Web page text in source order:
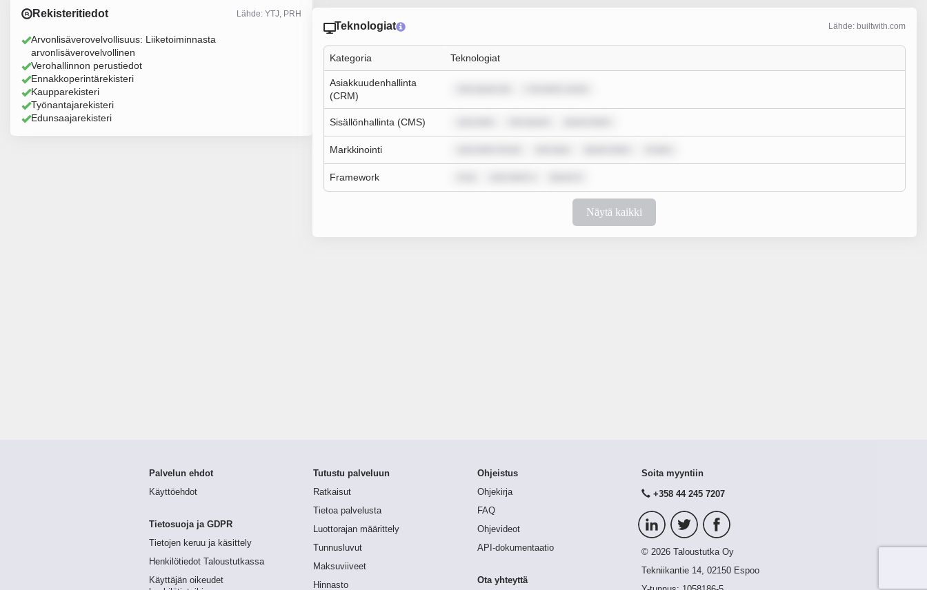
Rekisteritiedot Lähde: YTJ, PRH
Arvonlisäverovelvollisuus: Liiketoiminnasta
arvonlisäverovelvollinen
Verohallinnon perustiedot
Ennakkoperintärekisteri
Kaupparekisteri
Työnantajarekisteri
Edunsaajarekisteri
Teknologiat Lähde: builtwith.com
Kategoria Teknologiat
Asiakkuudenhallinta
(CRM)
Sisällönhallinta (CMS)
Markkinointi
Framework
Näytä kaikki
Palvelun ehdot
Käyttöehdot
Tietosuoja ja GDPR
Tietojen keruu ja käsittely
Henkilötiedot Taloustutkassa
Käyttäjän oikeudet
Tutustu palveluun
Ratkaisut
Tietoa palvelusta
Luottorajan määrittely
Tunnusluvut
Maksuviiveet
Hinnasto
Ohjeistus
Ohjekirja
FAQ
Ohjevideot
API-dokumentaatio
Ota yhteyttä
Soita myyntiin
+358 44 245 7207
© 2026 Taloustutka Oy
Tekniikantie 14, 02150 Espoo